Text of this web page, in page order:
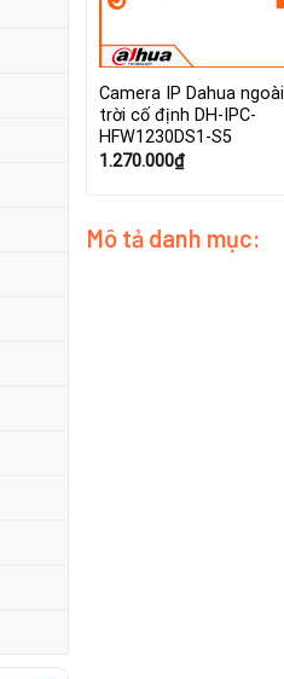
Camera IP Dahua ngoài
trời cố định DH-IPC-
HFW1230DS1-S5
1.270.000₫
Mô tả danh mục: